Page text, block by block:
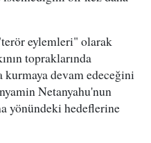
eylemleri" olarak
topraklarında
kurmaya devam edeceğini
Netanyahu'nun
yönündeki hedeflerine